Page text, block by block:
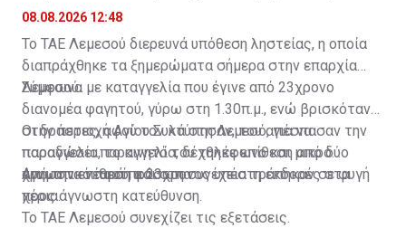
παραγγελία
08.08.2026 12:48
Το ΤΑΕ Λεμεσού διερευνά υπόθεση ληστείας, η οποία
διαπράχθηκε τα ξημερώματα σήμερα στην επαρχία
Λεμεσού.
Σύμφωνα με καταγγελία που έγινε από 23χρονο
διανομέα φαγητού, γύρω στη 1.30π.μ., ενώ βρισκόταν
στην περιοχή Αγίου Συλά στη Λεμεσό, για να
παραδώσει παραγγελία, δέχθηκε επίθεση από δύο
άγνωστα νεαρά πρόσωπα.
Οι δράστες, αφού τον κτύπησαν, του απέσπασαν την
παραγγελία, το κινητό του τηλέφωνο και μικρό
χρηματικό ποσό, και στη συνέχεια τράπηκαν σε φυγή
προς άγνωστη κατεύθυνση.
Από την επίθεση ο 23χρονος υπέστη εκδορές στα
χέρια.
Το ΤΑΕ Λεμεσού συνεχίζει τις εξετάσεις.